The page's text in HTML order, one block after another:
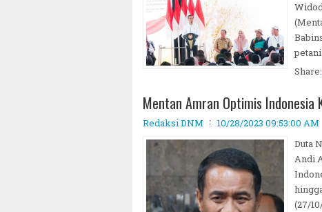
Share:
Mentan Amran Optimis Indonesia
Redaksi DNM 10/28/2023 09:53:00 AM
Duta
Andi
(27/